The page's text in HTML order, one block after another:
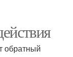
обратный